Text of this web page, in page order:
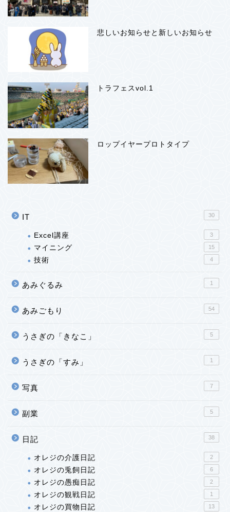
悲しいお知らせと新しいお知らせ
トラフェスvol.1
ロップイヤープロトタイプ
IT 30
Excel講座 3
マイニング 15
技術 4
あみぐるみ 1
あみごもり 54
うさぎの「きなこ」 5
うさぎの「すみ」 1
写真 7
副業 5
日記 38
オレジの介護日記 2
オレジの兎飼日記 6
オレジの愚痴日記 2
オレジの観戦日記 1
オレジの買物日記 13